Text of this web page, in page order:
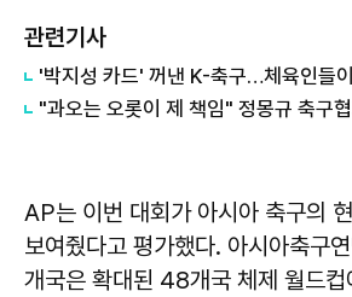
관련기사
'박지성 카드' 꺼낸 K-축구…체육인들
AP는 이번 대회가 아시아 축구의
보여줬다고 평가했다. 아시아축구
개국은 확대된 48개국 체제 월드